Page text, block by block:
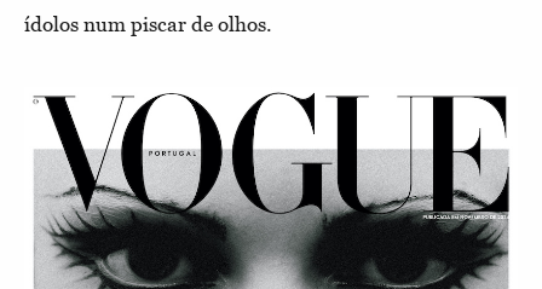
ídolos num piscar de olhos.